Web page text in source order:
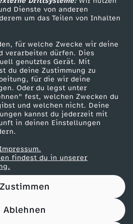
Dienste von anderen
um das Teilen von Inhalten
für welche Zwecke wir deine
verarbeiten dürfen. Dies
genutztes Gerät. Mit
du deine Zustimmung zu
für die wir deine
Oder du legst unter
fest, welchen Zwecken du
und welchen nicht. Deine
kannst du jederzeit mit
in deinen Einstellungen
findest du in unserer
Zustimmen
Ablehnen